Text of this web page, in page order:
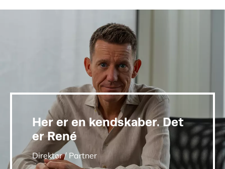
Her er en kendskaber. Det
er René
Direktør / Partner